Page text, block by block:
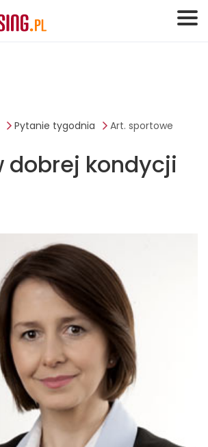
Pytanie tygodnia Art. sportowe
dobrej kondycji